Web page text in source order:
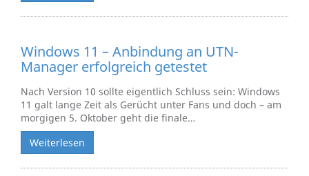
Windows 11 – Anbindung an UTN-
Manager erfolgreich getestet
Nach Version 10 sollte eigentlich Schluss sein: Windows
11 galt lange Zeit als Gerücht unter Fans und doch – am
morgigen 5. Oktober geht die finale…
Weiterlesen